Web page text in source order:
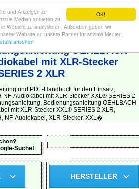
OK!
und Anzeigen zu
Medien anbieten zu
Website zu analysieren. Außerdem geben wir
Website an unsere Partner für soziale Medien,
ansehen
finden Sie die deutsche Anleitung!
OEHLBACH
mit XLR-Stecker
2 XLR
und PDF-Handbuch für den Einsatz,
NF-Audiokabel mit XLR-Stecker XXL® SERIES 2
Bedienungsanleitung OEHLBACH
mit XLR-Stecker XXL® SERIES 2 XLR,
NF-Audiokabel, XLR-Stecker, XXL�
Suche!
HERSTELLER